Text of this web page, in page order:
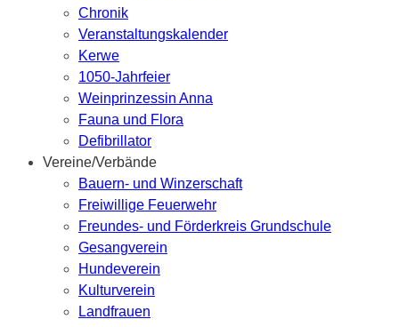
Chronik
Veranstaltungskalender
Kerwe
1050-Jahrfeier
Weinprinzessin Anna
Fauna und Flora
Defibrillator
Vereine/Verbände
Bauern- und Winzerschaft
Freiwillige Feuerwehr
Freundes- und Förderkreis Grundschule
Gesangverein
Hundeverein
Kulturverein
Landfrauen